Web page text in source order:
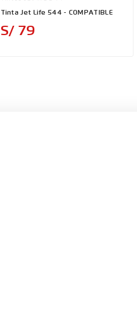
Tinta Jet Life 544 - COMPATIBLE
S/ 79